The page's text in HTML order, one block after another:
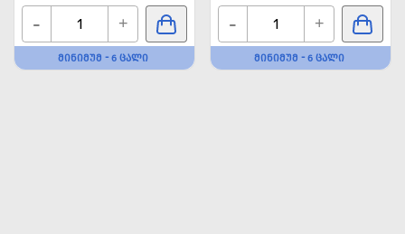
- +
ᲛᲘᲜᲘᲛᲣᲛ - 6 ᲪᲐᲚᲘ
- +
ᲛᲘᲜᲘᲛᲣᲛ - 6 ᲪᲐᲚᲘ